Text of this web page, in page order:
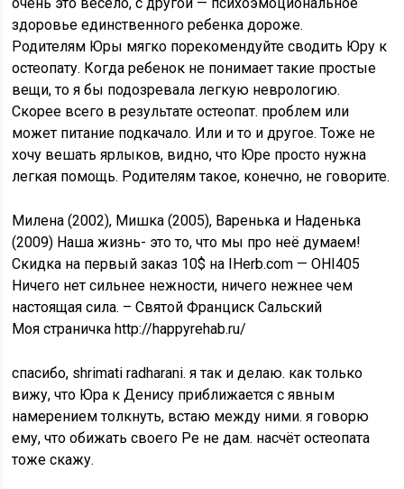
здоровье единственного ребенка дороже.
Родителям Юры мягко порекомендуйте сводить Юру к
остеопату. Когда ребенок не понимает такие простые
вещи, то я бы подозревала легкую неврологию.
Скорее всего в результате остеопат. проблем или
может питание подкачало. Или и то и другое. Тоже не
хочу вешать ярлыков, видно, что Юре просто нужна
легкая помощь. Родителям такое, конечно, не говорите.
Милена (2002), Мишка (2005), Варенька и Наденька
(2009) Наша жизнь- это то, что мы про неё думаем!
Скидка на первый заказ 10$ на IHerb.com — OHI405
Ничего нет сильнее нежности, ничего нежнее чем
настоящая сила. – Святой Франциск Сальский
Моя страничка http://happyrehab.ru/
спасибо, shrimati radharani. я так и делаю. как только
вижу, что Юра к Денису приближается с явным
намерением толкнуть, встаю между ними. я говорю
ему, что обижать своего Ре не дам. насчёт остеопата
тоже скажу.